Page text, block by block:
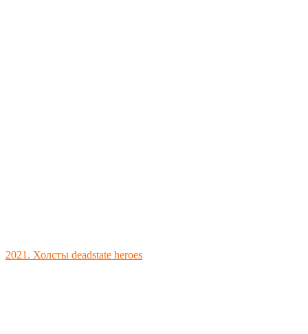
2021. Холсты deadstate heroes